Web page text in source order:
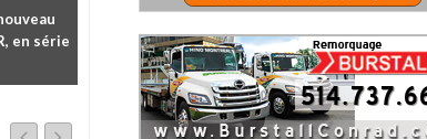
en série
Le Challenge Beauceron 200
pourrait bouleverser le
championnat ACT Québec
Mercredi 5 août 2026
la
rayé de